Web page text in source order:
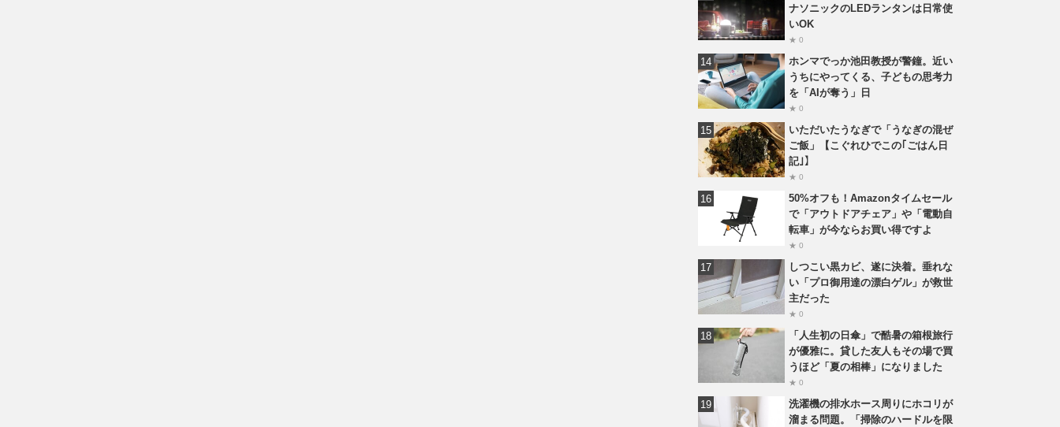
ナソニックのLEDランタンは日常使
いOK
★ 0
ホンマでっか池田教授が警鐘。近い
うちにやってくる、子どもの思考力
を「AIが奪う」日
★ 0
いただいたうなぎで「うなぎの混ぜ
ご飯」【こぐれひでこの｢ごはん日
記｣】
★ 0
50%オフも！Amazonタイムセール
で「アウトドアチェア」や「電動自
転車」が今ならお買い得ですよ
★ 0
しつこい黒カビ、遂に決着。垂れな
い「プロ御用達の漂白ゲル」が救世
主だった
★ 0
「人生初の日傘」で酷暑の箱根旅行
が優雅に。貸した友人もその場で買
うほど「夏の相棒」になりました
★ 0
洗濯機の排水ホース周りにホコリが
溜まる問題。「掃除のハードルを限